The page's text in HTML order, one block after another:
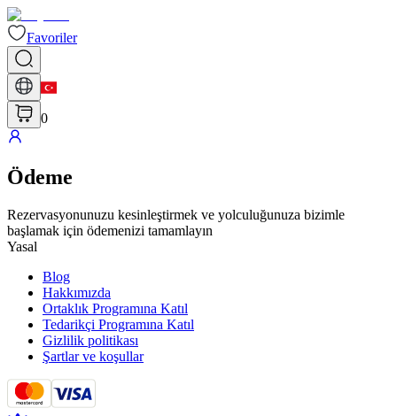
Favoriler
0
Ödeme
Rezervasyonunuzu kesinleştirmek ve yolculuğunuza bizimle
başlamak için ödemenizi tamamlayın
Yasal
Blog
Hakkımızda
Ortaklık Programına Katıl
Tedarikçi Programına Katıl
Gizlilik politikası
Şartlar ve koşullar